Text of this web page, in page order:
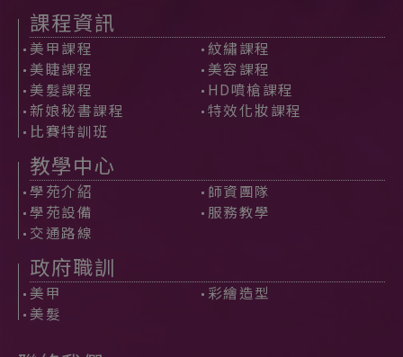
課程資訊
美甲課程
紋繡課程
美睫課程
美容課程
美髮課程
HD噴槍課程
新娘秘書課程
特效化妝課程
比賽特訓班
教學中心
學苑介紹
師資團隊
學苑設備
服務教學
交通路線
政府職訓
美甲
彩繪造型
美髮